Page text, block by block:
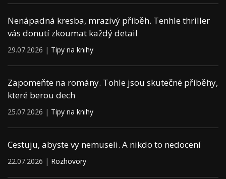
Nenápadná kresba, mrazivý příběh. Tenhle thriller
vás donutí zkoumat každý detail
29.07.2026 | Tipy na knihy
Zapomeňte na romány. Tohle jsou skutečné příběhy,
které berou dech
25.07.2026 | Tipy na knihy
Cestuju, abyste vy nemuseli. A nikdo to nedocení
22.07.2026 | Rozhovory